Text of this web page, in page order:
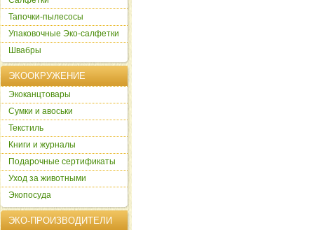
Тапочки-пылесосы
Упаковочные Эко-салфетки
Швабры
ЭКООКРУЖЕНИЕ
Экоканцтовары
Сумки и авоськи
Текстиль
Книги и журналы
Подарочные сертификаты
Уход за животными
Экопосуда
ЭКО-ПРОИЗВОДИТЕЛИ